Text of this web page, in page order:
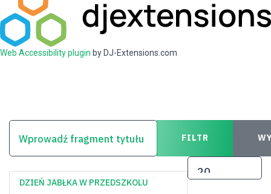
Web Accessibility plugin by DJ-Extensions.com
FILTR
POKAŻ #
DZIEŃ JABŁKA W PRZEDSZKOLU